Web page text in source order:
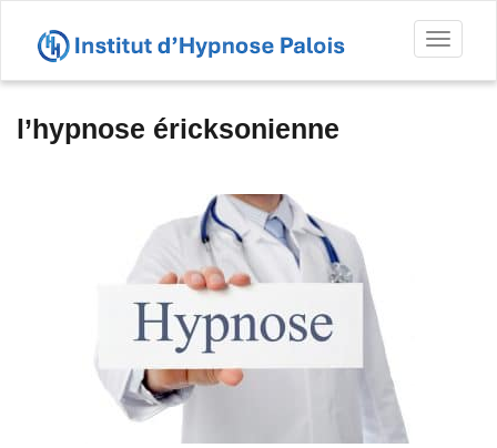
l’hypnose éricksonienne